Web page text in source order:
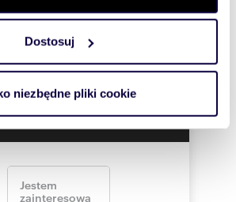
swoją zgodę w dowolnej chwili.
cookie do spersonalizowania treści
funkcje społecznościowe i
witryny, udostępniamy partnerom
te informacje z innymi danymi
Dostosuj
niezbędne pliki cookie
właściciel
oferty
szybko się z
Tobą